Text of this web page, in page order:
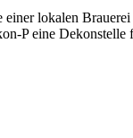
lokalen
P eine